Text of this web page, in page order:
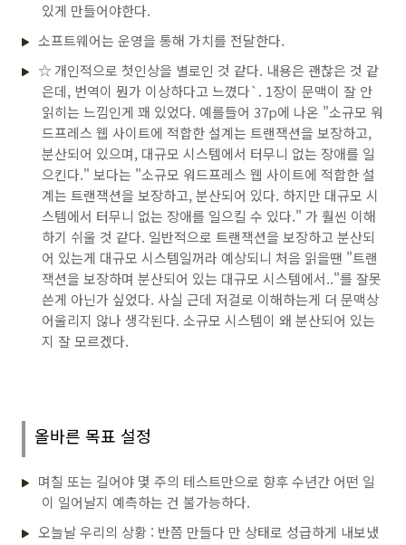
있게 만들어야한다.
소프트웨어는 운영을 통해 가치를 전달한다.
☆ 개인적으로 첫인상을 별로인 것 같다. 내용은 괜찮은 것 같
은데, 번역이 뭔가 이상하다고 느꼈다`. 1장이 문맥이 잘 안
읽히는 느낌인게 꽤 있었다. 예를들어 37p에 나온 "소규모 워
드프레스 웹 사이트에 적합한 설계는 트랜잭션을 보장하고,
분산되어 있으며, 대규모 시스템에서 터무니 없는 장애를 일
으킨다." 보다는 "소규모 워드프레스 웹 사이트에 적합한 설
계는 트랜잭션을 보장하고, 분산되어 있다. 하지만 대규모 시
스템에서 터무니 없는 장애를 일으킬 수 있다." 가 훨씬 이해
하기 쉬울 것 같다. 일반적으로 트랜잭션을 보장하고 분산되
어 있는게 대규모 시스템일꺼라 예상되니 처음 읽을땐 "트랜
잭션을 보장하며 분산되어 있는 대규모 시스템에서.."를 잘못
쓴게 아닌가 싶었다. 사실 근데 저걸로 이해하는게 더 문맥상
어울리지 않나 생각된다. 소규모 시스템이 왜 분산되어 있는
지 잘 모르겠다.
올바른 목표 설정
며칠 또는 길어야 몇 주의 테스트만으로 향후 수년간 어떤 일
이 일어날지 예측하는 건 불가능하다.
오늘날 우리의 상황 : 반쯤 만들다 만 상태로 성급하게 내보냈